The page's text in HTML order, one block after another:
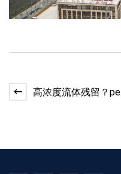
高浓度流体残留？pe